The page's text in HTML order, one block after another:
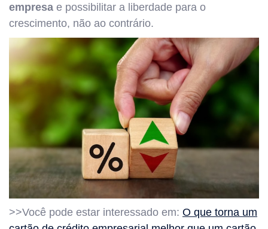
empresa e possibilitar a liberdade para o
crescimento, não ao contrário.
>>Você pode estar interessado em: O que torna um